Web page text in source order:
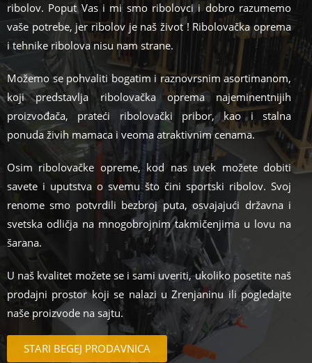
ribolov. Poput Vas i mi smo ribolovci i dobro razumemo
vaše potrebe, jer ribolov je naš život ! Ribolovačka oprema
i tehnike ribolova nisu nam strane.
Možemo se pohvaliti bogatim i raznovrsnim asortimanom,
koji predstavlja ribolovačka oprema najeminentnijih
proizvođača, prateći ribolovački pribor, kao i stalna
ponuda živih mamaca i veoma atraktivnim cenama.
Osim ribolovačke opreme, kod nas uvek možete dobiti
savete i uputstva o svemu što čini sportski ribolov. Svoj
renome smo potvrdili bezbroj puta, osvajajući državna i
svetska odličja na mnogobrojnim takmičenjima u lovu na
šarana.
U naš kvalitet možete se i sami uveriti, ukoliko posetite naš
prodajni prostor koji se nalazi u Zrenjaninu ili pogledajte
naše proizvode na sajtu.
STARI BEGEJ PRODAVNICA